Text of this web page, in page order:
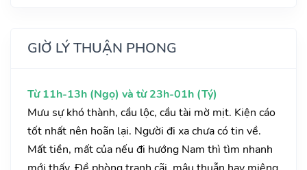
GIỜ LÝ THUẬN PHONG
Từ 11h-13h (Ngọ) và từ 23h-01h (Tý)
Mưu sự khó thành, cầu lộc, cầu tài mờ mịt. Kiện cáo
tốt nhất nên hoãn lại. Người đi xa chưa có tin về.
Mất tiền, mất của nếu đi hướng Nam thì tìm nhanh